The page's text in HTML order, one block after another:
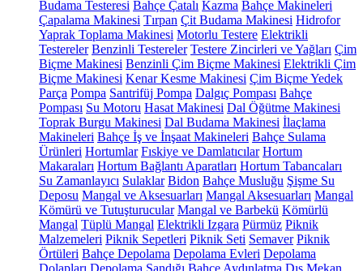
Budama Testeresi Bahçe Çatalı Kazma Bahçe Makineleri
Çapalama Makinesi Tırpan Çit Budama Makinesi Hidrofor
Yaprak Toplama Makinesi Motorlu Testere Elektrikli
Testereler Benzinli Testereler Testere Zincirleri ve Yağları Çim
Biçme Makinesi Benzinli Çim Biçme Makinesi Elektrikli Çim
Biçme Makinesi Kenar Kesme Makinesi Çim Biçme Yedek
Parça Pompa Santrifüj Pompa Dalgıç Pompası Bahçe
Pompası Su Motoru Hasat Makinesi Dal Öğütme Makinesi
Toprak Burgu Makinesi Dal Budama Makinesi İlaçlama
Makineleri Bahçe İş ve İnşaat Makineleri Bahçe Sulama
Ürünleri Hortumlar Fıskiye ve Damlatıcılar Hortum
Makaraları Hortum Bağlantı Aparatları Hortum Tabancaları
Su Zamanlayıcı Sulaklar Bidon Bahçe Musluğu Şişme Su
Deposu Mangal ve Aksesuarları Mangal Aksesuarları Mangal
Kömürü ve Tutuşturucular Mangal ve Barbekü Kömürlü
Mangal Tüplü Mangal Elektrikli Izgara Pürmüz Piknik
Malzemeleri Piknik Sepetleri Piknik Seti Semaver Piknik
Örtüleri Bahçe Depolama Depolama Evleri Depolama
Dolapları Depolama Sandığı Bahçe Aydınlatma Dış Mekan